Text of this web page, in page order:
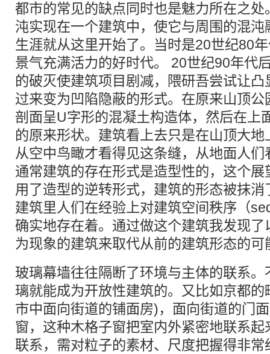
都市的常见的缺点同时也是魅力所在之
沌实现在一个建筑中，使它与周围的混
生涯就从这里开始了。当时是20世纪80
景气充满活力的好时代。 20世纪90年代
的破灭使建筑项目剧减，隈研吾尝试让
过来变为凹陷隐蔽的形式。在原来山顶
剖面呈U字形的混凝土构造体，然后在上
的原来形状。建筑看上去只是在山顶大
从空中鸟瞰才看得见这条缝，从地面人
通常建筑的存在形式是造型性的，这个
用了造型的逆转形式，建筑的形态被抹
建筑里人们在经验上对建筑空间秩序（
确实地存在着。通过做这个建筑我发现
为现象的建筑来取代从前的建筑形态的可
玻璃幕墙往往隔断了环境与主体的联系
璃就能成为开放性建筑的。又比如京都
市中面向街道的铺面房)，面向街道的门
窗，这种木格子窗把室内外紧密地联系
联系，需对粒子的素材、尺度把握得非